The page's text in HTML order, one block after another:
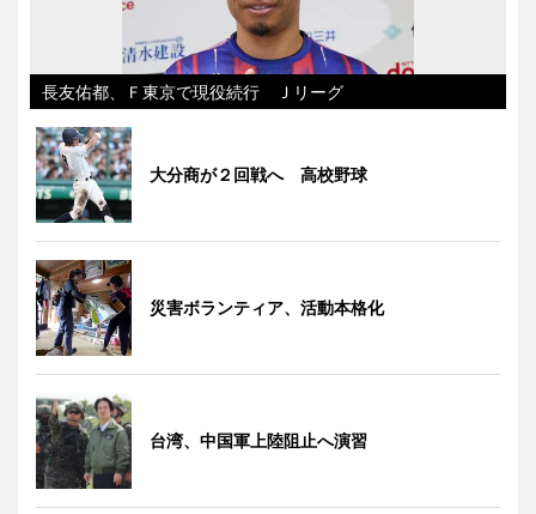
長友佑都、Ｆ東京で現役続行 Ｊリーグ
大分商が２回戦へ 高校野球
災害ボランティア、活動本格化
台湾、中国軍上陸阻止へ演習